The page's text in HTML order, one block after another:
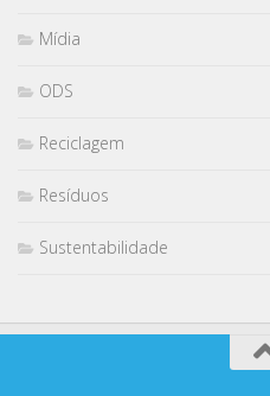
Mídia
ODS
Reciclagem
Resíduos
Sustentabilidade